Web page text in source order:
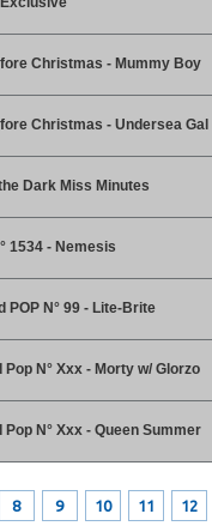
Christmas - Mummy Boy
Christmas - Undersea Gal
Dark Miss Minutes
1534 - Nemesis
POP N° 99 - Lite-Brite
N° Xxx - Morty w/ Glorzo
N° Xxx - Queen Summer
8 9 10 11 12